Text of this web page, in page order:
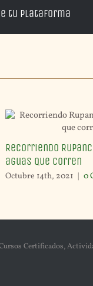
tu plataforma
Recorriendo
aguas que corren
Octubre 14th, 2021 | 0
Certificados,